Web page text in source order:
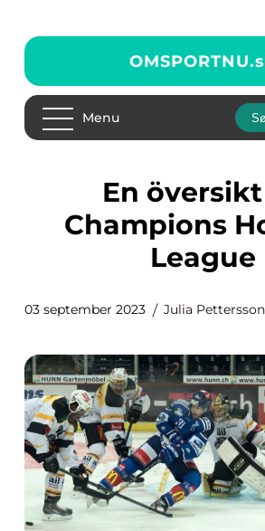
OMSPORTNU.
Menu
En översikt av
Champions
League
03 september 2023 Julia Pettersson